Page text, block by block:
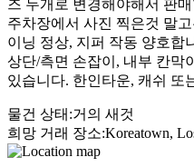
즈 두개로 변경해야해서 판
주차장에서 사진 찍은것 말
이닝 정상, 지퍼 작동 양호합
상단/측면 손잡이, 내부 칸막
있습니다. 한인타운, 캐쉬 또
물건 상태 :거의 새것
희망 거래 장소:Koreatown,